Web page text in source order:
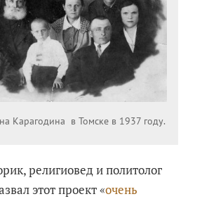
Карагодина в Томске в 1937 году.
религиовед и политолог
этот проект «очень